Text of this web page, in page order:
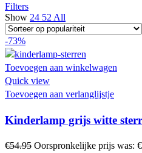
Filters
Show 24 52 All
-73%
Toevoegen aan winkelwagen
Quick view
Toevoegen aan verlanglijstje
Kinderlamp grijs witte
€54.95 Oorspronkelijke prijs was: